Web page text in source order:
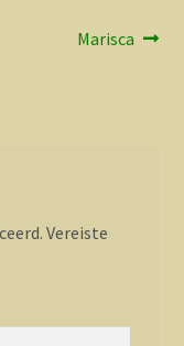
Volgend
Marisca
Vereiste